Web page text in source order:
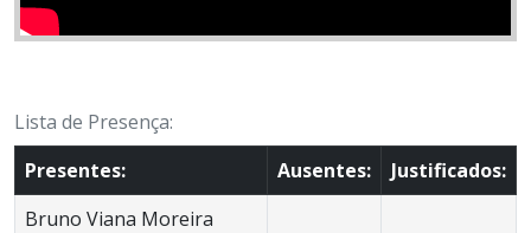
Lista de Presença:
Presentes:
Ausentes:
Justificados:
Bruno Viana Moreira